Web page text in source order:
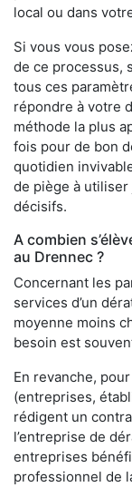
local ou dans
Si vous vous
de ce processus,
tous ces
répondre à votre
méthode la plus
fois pour de bon
quotidien
de piège à utiliser
décisifs.
A combien
au Drennec ?
Concernant les
services d’un
moyenne moins
besoin est
En revanche,
(entreprises,
rédigent un
l’entreprise de
entreprises
professionnel de